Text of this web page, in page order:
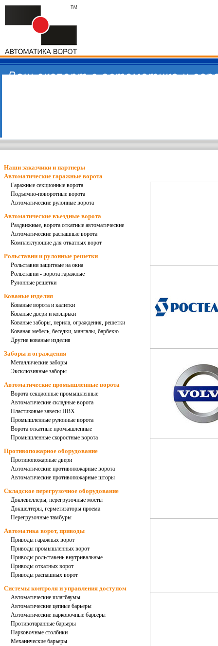
Наши заказчики и партнеры
Автоматические гаражные ворота
Гаражные секционные ворота
Подъемно-поворотные ворота
Автоматические рулонные ворота
Автоматические въездные ворота
Раздвижные, ворота откатные автоматические
Автоматические распашные ворота
Комплектующие для откатных ворот
Рольставни и рулонные решетки
Рольставни защитные на окна
Рольставни - ворота гаражные
Рулонные решетки
Кованые изделия
Кованые ворота и калитки
Кованые двери и козырьки
Кованые заборы, перила, ограждения, решетки
Кованая мебель, беседки, мангалы, барбекю
Другие кованые изделия
Заборы и ограждения
Металлические заборы
Эксклюзивные заборы
Автоматические промышленные ворота
Ворота секционные промышленные
Автоматические складные ворота
Пластиковые завесы ПВХ
Промышленные рулонные ворота
Ворота откатные промышленные
Промышленные скоростные ворота
Противопожарное оборудование
Противопожарные двери
Автоматические противопожарные ворота
Автоматические противопожарные шторы
Складское перегрузочное оборудование
Доклевеллеры, перегрузочные мосты
Докшелтеры, герметизаторы проема
Перегрузочные тамбуры
Автоматика ворот, приводы
Приводы гаражных ворот
Приводы промышленных ворот
Приводы рольставень внутривальные
Приводы откатных ворот
Приводы распашных ворот
Системы контроля и управления доступом
Автоматические шлагбаумы
Автоматические цепные барьеры
Автоматические парковочные барьеры
Противотаранные барьеры
Парковочные столбики
Механические барьеры